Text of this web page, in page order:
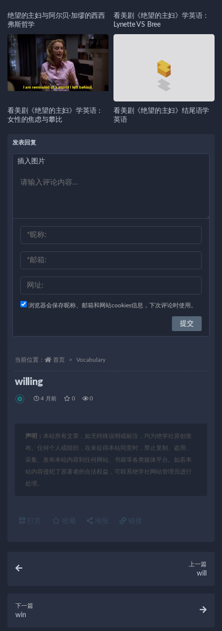
绝望的主妇与阿尔贝·加缪的西西
弗斯哲学
看美剧《绝望的主妇》学英语：
Lynette VS Bree
看美剧《绝望的主妇》学英语：
女性的焦虑与攀比
看美剧《绝望的主妇》结尾语学
英语
发表回复
插入图片
浏览器会保存昵称、邮箱和网站cookies信息，下次评论时使用。
当前位置： 首页 Vocabulary
willing
4 月前 0 0
声明： 本站所有文章，如无特殊说明或标注，均为绝学社原创发
布。任何个人或组织，在未征得本站同意时，禁止复制、盗用、
采集、发布本站内容到任何网站、书籍等各类媒体平台。如若本
站内容侵犯了原著者的合法权益，可联系绝学社网站管理员进行
处理。
打赏 收藏 海报 链接
上一篇
will
下一篇
win